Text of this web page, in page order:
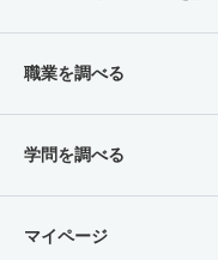
職業を調べる
学問を調べる
マイページ